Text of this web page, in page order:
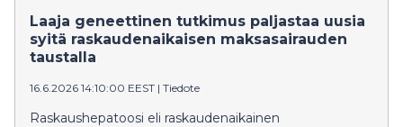
samaan mittaan standardoituja komponentteja.
Purettavaksi ja uudelleen käytettäväksi suunnitellun
betonirunkoisen kerrostalon elinkaaren aikainen
mukaisen puukerrostalon, kertovat tutkijat.
Laaja geneettinen tutkimus paljastaa uusia
syitä raskaudenaikaisen maksasairauden
taustalla
16.6.2026 14:10:00 EEST | Tiedote
Raskaushepatoosi eli raskaudenaikainen